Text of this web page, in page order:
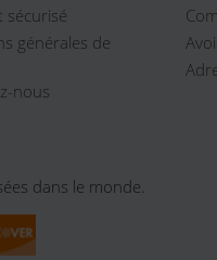
sécurisé
générales de
nous
dans le monde.